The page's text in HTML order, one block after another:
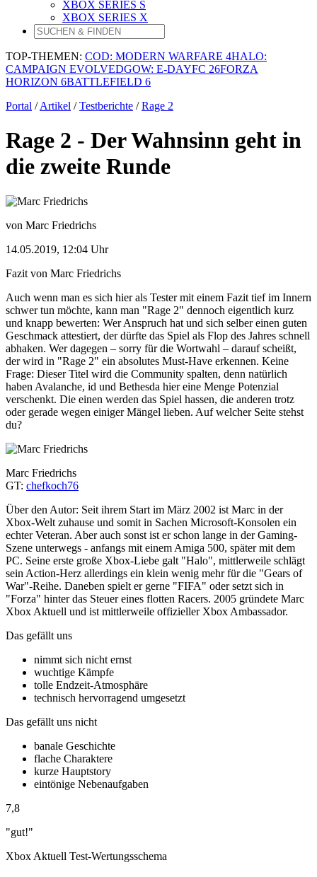
XBOX SERIES S
XBOX SERIES X
TOP-THEMEN: COD: MODERN WARFARE 4HALO:
CAMPAIGN EVOLVEDGOW: E-DAYFC 26FORZA
HORIZON 6BATTLEFIELD 6
Portal /Artikel /Testberichte /Rage 2
Rage 2 - Der Wahnsinn geht in
die zweite Runde
von Marc Friedrichs
14.05.2019, 12:04 Uhr
Fazit von Marc Friedrichs
Auch wenn man es sich hier als Tester mit einem Fazit tief im Innern
schwer tun möchte, kann man "Rage 2" dennoch eigentlich kurz
und knapp bewerten: Wer Anspruch hat und sich selber einen guten
Geschmack attestiert, der dürfte das Spiel als Flop des Jahres schnell
abhaken. Wer dagegen – sorry für die Wortwahl – darauf scheißt,
der wird in "Rage 2" ein absolutes Must-Have erkennen. Keine
Frage: Dieser Titel wird die Community spalten, denn natürlich
haben Avalanche, id und Bethesda hier eine Menge Potenzial
verschenkt. Die einen werden das Spiel hassen, die anderen trotz
oder gerade wegen einiger Mängel lieben. Auf welcher Seite stehst
du?
Marc Friedrichs
GT: chefkoch76
Über den Autor: Seit ihrem Start im März 2002 ist Marc in der
Xbox-Welt zuhause und somit in Sachen Microsoft-Konsolen ein
echter Veteran. Aber auch sonst ist er schon lange in der Gaming-
Szene unterwegs - anfangs mit einem Amiga 500, später mit dem
PC. Seine erste große Xbox-Liebe galt "Halo", mittlerweile schlägt
sein Action-Herz allerdings ein klein wenig mehr für die "Gears of
War"-Reihe. Daneben spielt er gerne "FIFA" oder setzt sich in
"Forza" hinter das Steuer eines flotten Racers. 2005 gründete Marc
Xbox Aktuell und ist mittlerweile offizieller Xbox Ambassador.
Das gefällt uns
nimmt sich nicht ernst
wuchtige Kämpfe
tolle Endzeit-Atmosphäre
technisch hervorragend umgesetzt
Das gefällt uns nicht
banale Geschichte
flache Charaktere
kurze Hauptstory
eintönige Nebenaufgaben
7,8
"gut!"
Xbox Aktuell Test-Wertungsschema